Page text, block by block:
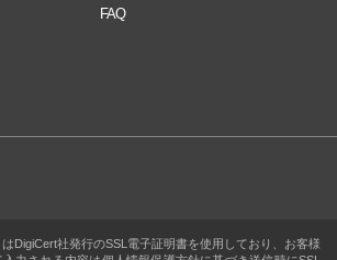
FAQ
はDigiCert社発行のSSL電子証明書を使用しており、お客様